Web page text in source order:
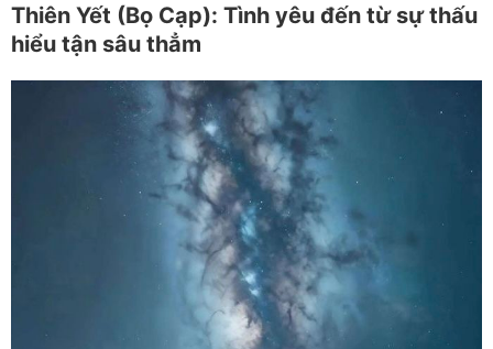
Thiên Yết (Bọ Cạp): Tình yêu đến từ sự thấu
hiểu tận sâu thẳm